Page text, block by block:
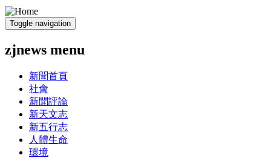
Toggle navigation
zjnews menu
新聞首頁
社會
新聞評論
新天文志
新五行志
人體生命
環境